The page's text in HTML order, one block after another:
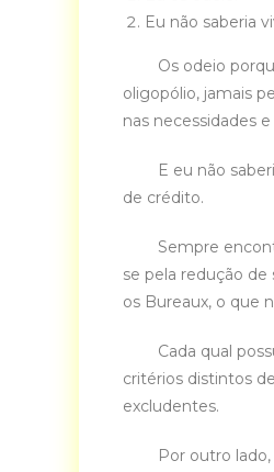
Eu não saberia
Os odeio porque
oligopólio, jamais
nas necessidades
E eu não saberia
de crédito.
Sempre
se pela redução
os Bureaux, o que
Cada qual
critérios distintos
excludentes.
Por outro lado,